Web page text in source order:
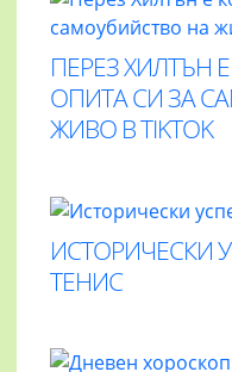
ПЕРЕЗ ХИЛТЪН
ОПИТА СИ ЗА
ЖИВО В TIKTOK
ИСТОРИЧЕСКИ
ТЕНИС